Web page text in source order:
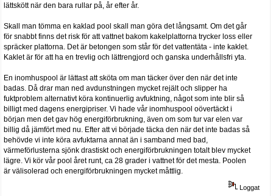
lättskött när den bara rullar på, år efter år.
Skall man tömma en kaklad pool skall man göra det långsamt. Om det går
för snabbt finns det risk för att vattnet bakom kakelplattorna trycker loss eller
spräcker plattorna. Det är betongen som står för det vattentäta - inte kaklet.
Kaklet är för att ha en trevlig och lättrengjord och ganska underhållsfri yta.
En inomhuspool är lättast att sköta om man täcker över den när det inte
badas. Då drar man ned avdunstningen mycket rejält och slipper ha
fuktproblem alternativt köra kontinuerlig avfuktning, något som inte blir så
billigt med dagens energipriser. Vi hade vår inomhuspool oövertäckt i
början men det gav hög energiförbrukning, även om som tur var elen var
billig då jämfört med nu. Efter att vi började täcka den när det inte badas så
behövde vi inte köra avfuktarna annat än i samband med bad,
värmeförlusterna sjönk drastiskt och energiförbrukningen totalt blev mycket
lägre. Vi kör vår pool året runt, ca 28 grader i vattnet för det mesta. Poolen
är välisolerad och energiförbrukningen mycket måttlig.
Loggat